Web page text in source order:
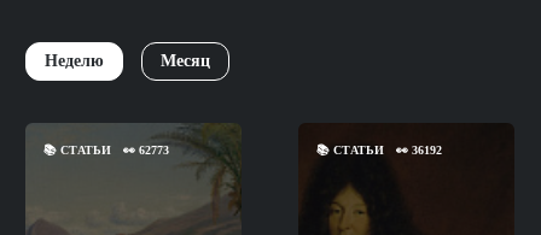
Неделю Месяц
📚 СТАТЬИ 👀 62773 📚СТАТЬИ 👀36192